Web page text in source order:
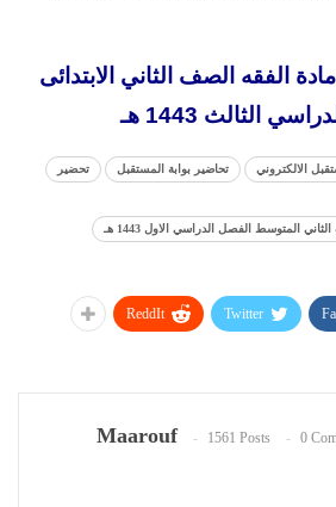
الفقه الصف الثاني الابتدائى
الثالث 1443 هـ
الالكتروني تحاضير بوابة المستقبل تحضير
المتوسط الفصل الدراسي الاول 1443 هـ
Twitter
ReddIt
Maarouf 1561 Posts 0